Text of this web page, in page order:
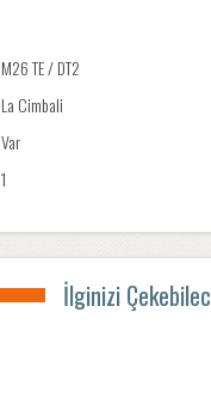
M26 TE / DT2
La Cimbali
Var
1
İlginizi